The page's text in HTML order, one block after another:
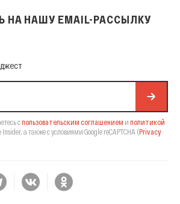
НАШУ EMAIL-РАССЫЛКУ
Email-рассылку
спользовательским соглашением и политикой
Insider, а также с условиями Google reCAPTCHA (Privacy